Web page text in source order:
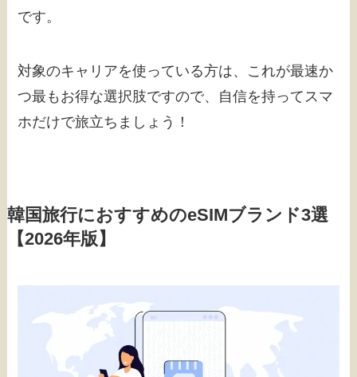
です。
対象のキャリアを使っている方は、これが最速か
つ最もお得な選択肢ですので、自信を持ってスマ
ホだけで旅立ちましょう！
韓国旅行におすすめのeSIMブランド3選
【2026年版】